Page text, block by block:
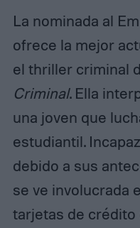
La nominada al
ofrece la mejor
el thriller criminal
Criminal. Ella
una joven que
estudiantil.
debido a sus
se ve involucrada
tarjetas de crédito